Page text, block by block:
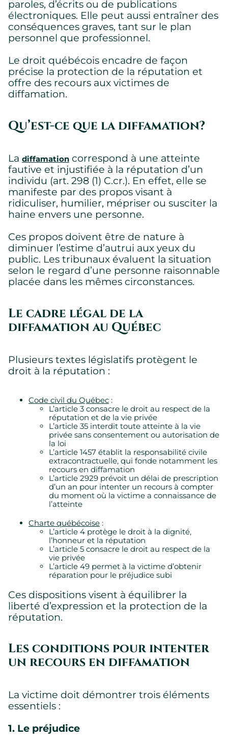
paroles, d’écrits ou de publications
électroniques. Elle peut aussi entraîner des
conséquences graves, tant sur le plan
personnel que professionnel.
Le droit québécois encadre de façon
précise la protection de la réputation et
offre des recours aux victimes de
diffamation.
Qu’est-ce que la diffamation?
La diffamation correspond à une atteinte
fautive et injustifiée à la réputation d’un
individu (art. 298 (1) C.cr.). En effet, elle se
manifeste par des propos visant à
ridiculiser, humilier, mépriser ou susciter la
haine envers une personne.
Ces propos doivent être de nature à
diminuer l’estime d’autrui aux yeux du
public. Les tribunaux évaluent la situation
selon le regard d’une personne raisonnable
placée dans les mêmes circonstances.
Le cadre légal de la
diffamation au Québec
Plusieurs textes législatifs protègent le
droit à la réputation :
Code civil du Québec :
L’article 3 consacre le droit au respect de la
réputation et de la vie privée
L’article 35 interdit toute atteinte à la vie
privée sans consentement ou autorisation de
la loi
L’article 1457 établit la responsabilité civile
extracontractuelle, qui fonde notamment les
recours en diffamation
L’article 2929 prévoit un délai de prescription
d’un an pour intenter un recours à compter
du moment où la victime a connaissance de
l’atteinte
Charte québécoise :
L’article 4 protège le droit à la dignité,
l’honneur et la réputation
L’article 5 consacre le droit au respect de la
vie privée
L’article 49 permet à la victime d’obtenir
réparation pour le préjudice subi
Ces dispositions visent à équilibrer la
liberté d’expression et la protection de la
réputation.
Les conditions pour intenter
un recours en diffamation
La victime doit démontrer trois éléments
essentiels :
1. Le préjudice